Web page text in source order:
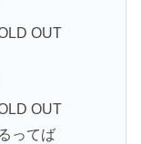
OUT
OUT
ってば